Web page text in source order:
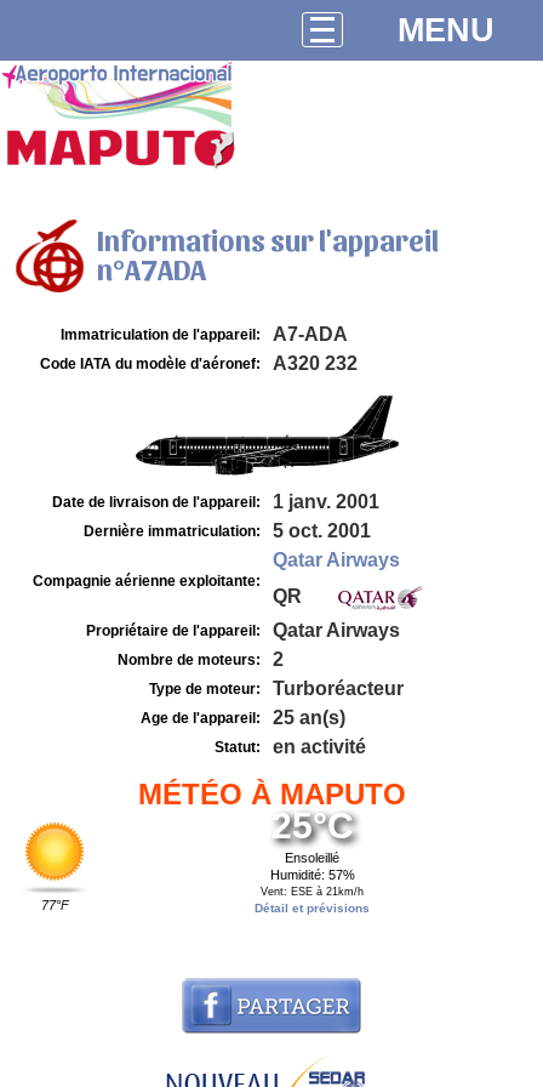
MENU
Informations sur l'appareil
n°A7ADA
Immatriculation de l'appareil: A7-ADA
Code IATA du modèle d'aéronef: A320 232
Date de livraison de l'appareil: 1 janv. 2001
Dernière immatriculation: 5 oct. 2001
Compagnie aérienne exploitante:
Qatar Airways
QR
Propriétaire de l'appareil: Qatar Airways
Nombre de moteurs: 2
Type de moteur: Turboréacteur
Age de l'appareil: 25 an(s)
Statut: en activité
MÉTÉO À MAPUTO
77°F
25°C
Ensoleillé
Humidité: 57%
Vent: ESE à 21km/h
Détail et prévisions